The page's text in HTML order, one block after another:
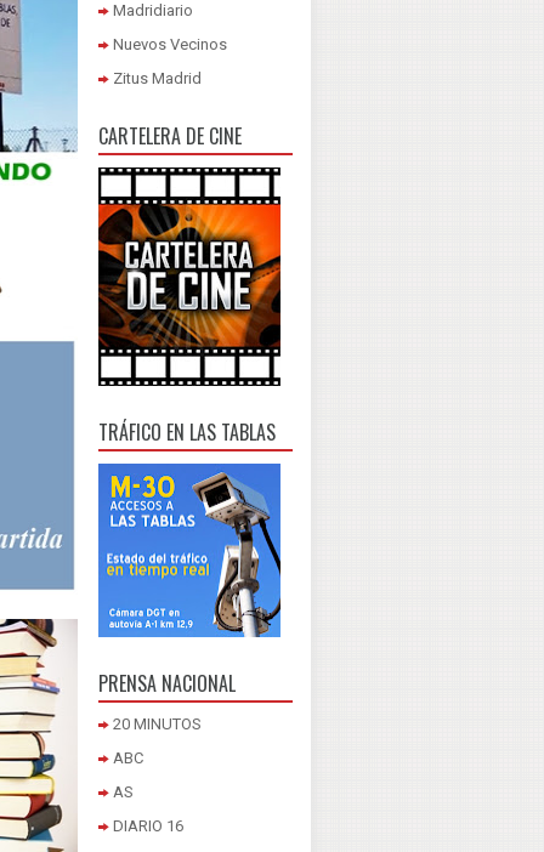
Madridiario
Nuevos Vecinos
Zitus Madrid
CARTELERA DE CINE
TRÁFICO EN LAS TABLAS
PRENSA NACIONAL
20 MINUTOS
ABC
AS
DIARIO 16